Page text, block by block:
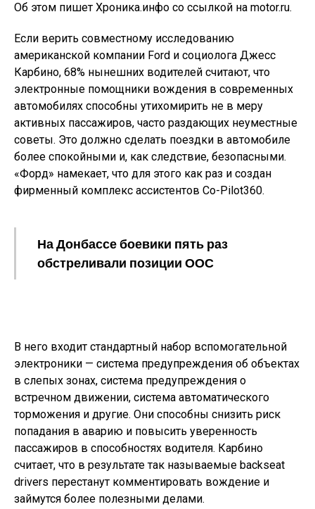
Об этом пишет Хроника.инфо со ссылкой на motor.ru.
Если верить совместному исследованию
американской компании Ford и социолога Джесс
Карбино, 68% нынешних водителей считают, что
электронные помощники вождения в современных
автомобилях способны утихомирить не в меру
активных пассажиров, часто раздающих неуместные
советы. Это должно сделать поездки в автомобиле
более спокойными и, как следствие, безопасными.
«Форд» намекает, что для этого как раз и создан
фирменный комплекс ассистентов Co-Pilot360.
На Донбассе боевики пять раз
обстреливали позиции ООС
В него входит стандартный набор вспомогательной
электроники — система предупреждения об объектах
в слепых зонах, система предупреждения о
встречном движении, система автоматического
торможения и другие. Они способны снизить риск
попадания в аварию и повысить уверенность
пассажиров в способностях водителя. Карбино
считает, что в результате так называемые backseat
drivers перестанут комментировать вождение и
займутся более полезными делами.